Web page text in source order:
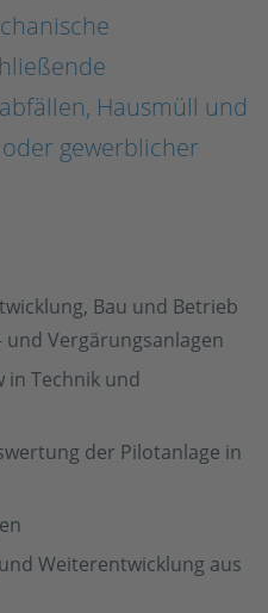
Hausmüll und
gewerblicher
Bau und Betrieb
Vergärungsanlagen
in Technik und
der Pilotanlage in
und Weiterentwicklung aus